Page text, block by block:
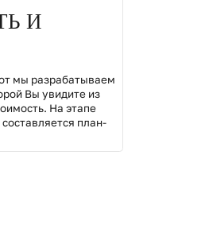
И
мы разрабатываем
Вы увидите из
На этапе
план-